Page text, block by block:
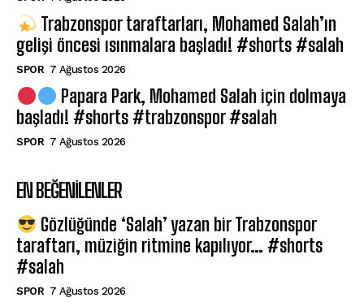
Trabzonspor taraftarları, Mohamed Salah’ın
gelişi öncesi ısınmalara başladı! #shorts #salah
SPOR 7 Ağustos 2026
Papara Park, Mohamed Salah için dolmaya
başladı! #shorts #trabzonspor #salah
SPOR 7 Ağustos 2026
EN BEĞENILENLER
Gözlüğünde ‘Salah’ yazan bir Trabzonspor
taraftarı, müziğin ritmine kapılıyor… #shorts
#salah
SPOR 7 Ağustos 2026